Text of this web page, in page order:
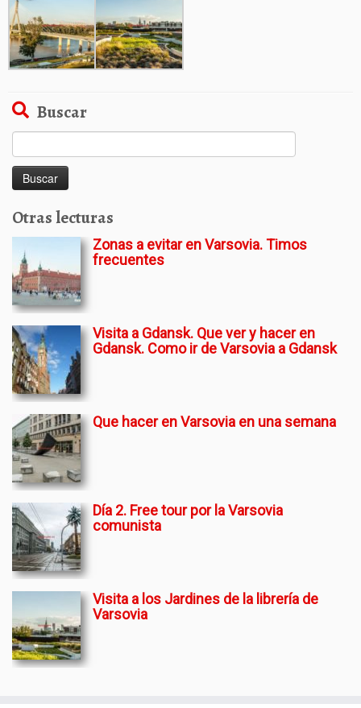
Buscar
Otras lecturas
Zonas a evitar en Varsovia. Timos
frecuentes
Visita a Gdansk. Que ver y hacer en
Gdansk. Como ir de Varsovia a Gdansk
Que hacer en Varsovia en una semana
Día 2. Free tour por la Varsovia
comunista
Visita a los Jardines de la librería de
Varsovia